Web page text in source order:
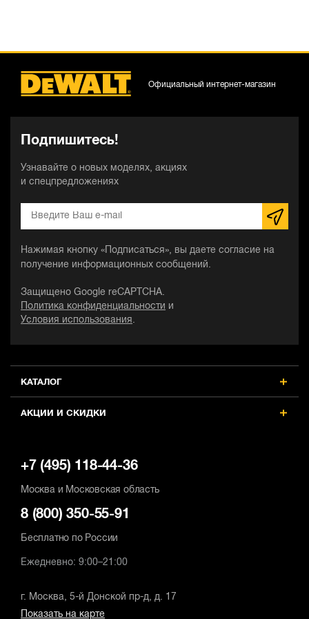
КАТАЛОГ
АКЦИИ И СКИДКИ
Подпишитесь!
Узнавайте о новых моделях, акциях
и спецпредложениях
Нажимая кнопку «Подписаться», вы даете согласие на
получение информационных сообщений.
Защищено Google reCAPTCHA.
Политика конфиденциальности и
Условия использования.
Официальный интернет-магазин
+7 (495) 118-44-36
Москва и Московская область
8 (800) 350-55-91
Бесплатно по России
Ежедневно: 9:00–21:00
г. Москва, 5-й Донской пр-д, д. 17
Показать на карте